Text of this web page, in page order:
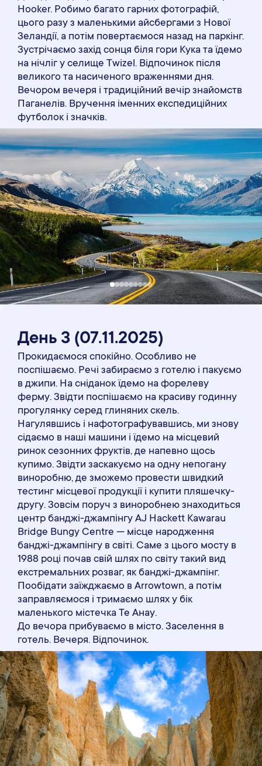
Hooker. Робимо багато гарних фотографій,
цього разу з маленькими айсбергами з Нової
Зеландії, а потім повертаємося назад на паркінг.
Зустрічаємо захід сонця біля гори Кука та їдемо
на нічліг у селище Twizel. Відпочинок після
великого та насиченого враженнями дня.
Вечором вечеря і традиційний вечір знайомств
Паганелів. Вручення іменних експедиційних
футболок і значків.
День 3 (07.11.2025)
Прокидаємося спокійно. Особливо не
поспішаємо. Речі забираємо з готелю і пакуємо
в джипи. На сніданок їдемо на форелеву
ферму. Звідти поспішаємо на красиву годинну
прогулянку серед глиняних скель.
Нагулявшись і нафотографувавшись, ми знову
сідаємо в наші машини і їдемо на місцевий
ринок сезонних фруктів, де напевно щось
купимо. Звідти заскакуємо на одну непогану
виноробню, де зможемо провести швидкий
тестинг місцевої продукції і купити пляшечку-
другу. Зовсім поруч з виноробнею знаходиться
центр банджі-джампінгу AJ Hackett Kawarau
Bridge Bungy Centre — місце народження
банджі-джампінгу в світі. Саме з цього мосту в
1988 році почав свій шлях по світу такий вид
екстремальних розваг, як банджі-джампінг.
Пообідати заїжджаємо в Arrowtown, а потім
заправляємося і тримаємо шлях у бік
маленького містечка Те Анау.
До вечора прибуваємо в місто. Заселення в
готель. Вечеря. Відпочинок.